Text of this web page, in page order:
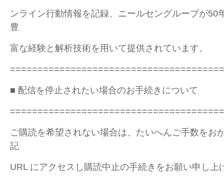
ンライン行動情報を記録、ニールセングループが50
豊
富な経験と解析技術を用いて提供されています。
■ 配信を停止されたい場合のお手続きについて
ご購読を希望されない場合は、たいへんご手数をお
記
URL にアクセスし購読中止の手続きをお願い申し上